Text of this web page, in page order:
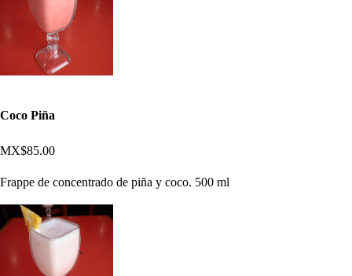
Coco Piña
MX$85.00
Frappe de concentrado de piña y coco. 500 ml